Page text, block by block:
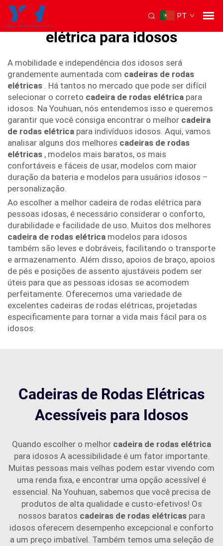
PT
melhor cadeira de rodas
elétrica para idosos
A mobilidade e independência dos idosos será
grandemente aumentada com cadeiras de rodas
elétricas . Há tantos no mercado que pode ser difícil
selecionar o correto cadeira de rodas elétrica para
idosos. Na Youhuan, nós entendemos isso e queremos
garantir que você consiga encontrar o melhor cadeira
de rodas elétrica para indivíduos idosos. Aqui, vamos
analisar alguns dos melhores cadeiras de rodas
elétricas , modelos mais baratos, os mais
confortáveis e fáceis de usar, modelos com maior
duração da bateria e modelos para usuários idosos –
personalização.
Ao escolher a melhor cadeira de rodas elétrica para
pessoas idosas, é necessário considerar o conforto,
durabilidade e facilidade de uso. Muitos dos melhores
cadeira de rodas elétrica modelos para idosos
também são leves e dobráveis, facilitando o transporte
e armazenamento. Além disso, apoios de braço, apoios
de pés e posições de assento ajustáveis podem ser
úteis para que as pessoas idosas se acomodem
perfeitamente. Oferecemos uma variedade de
excelentes cadeiras de rodas elétricas, projetadas
especificamente para tornar a vida mais fácil para os
idosos.
Cadeiras de Rodas Elétricas
Acessíveis para Idosos
Quando escolher o melhor cadeira de rodas elétrica
para idosos A acessibilidade é um fator importante.
Muitas pessoas mais velhas podem estar vivendo com
uma renda fixa, e encontrar uma opção acessível é
essencial. Na Youhuan, sabemos que você precisa de
produtos de alta qualidade e custo-efetivos! Os
nossos baratos cadeiras de rodas elétricas para
idosos oferecem desempenho excepcional e conforto
a um preço imbatível. Também temos uma seleção de